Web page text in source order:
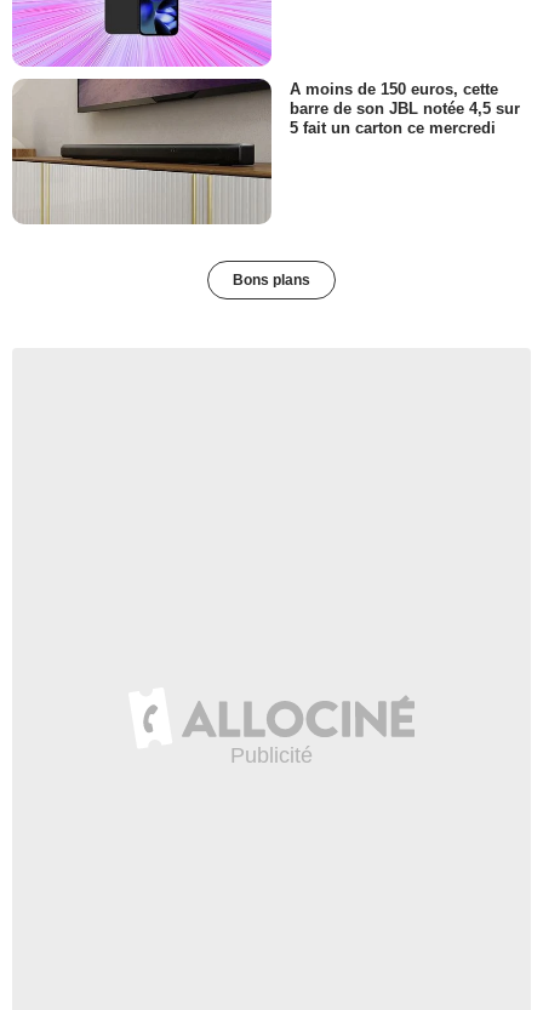
A moins de 150 euros, cette
barre de son JBL notée 4,5 sur
5 fait un carton ce mercredi
Bons plans